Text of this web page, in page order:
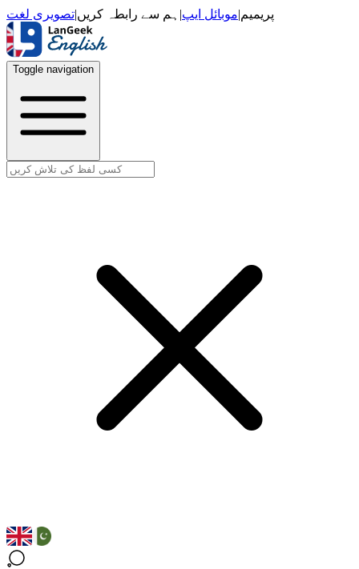
پریمیم|موبائل ایپ| ہم سے رابطہ کریں|تصویری لغت
Toggle navigation